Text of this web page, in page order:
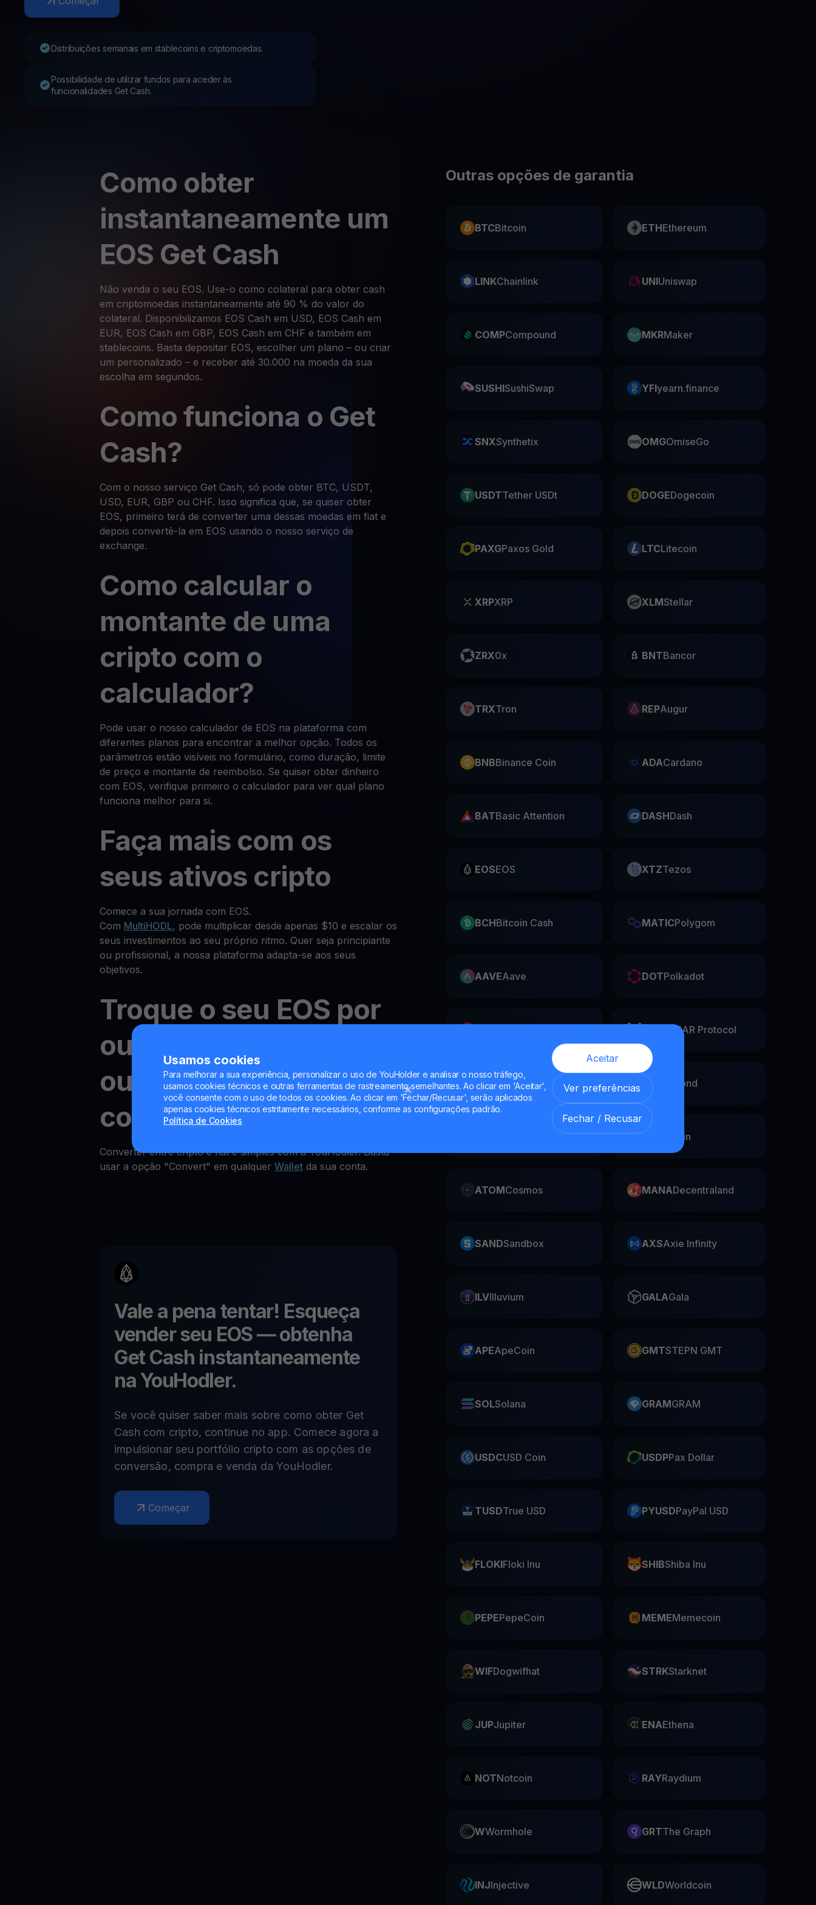
Usamos cookies
Para melhorar a sua experiência, personalizar o uso de YouHolder e analisar o nosso tráfego,
usamos cookies técnicos e outras ferramentas de rastreamento semelhantes. Ao clicar em 'Aceitar',
você consente com o uso de todos os cookies. Ao clicar em 'Fechar/Recusar', serão aplicados
apenas cookies técnicos estritamente necessários, conforme as configurações padrão.
Política de Cookies
Aceitar
Ver preferências
Fechar / Recusar
Web3 wallet
Distribuições semanais em stablecoins e criptomoedas.
Possibilidade de utilizar fundos para aceder às
funcionalidades Get Cash.
Como obter
instantaneamente um
EOS Get Cash
Não venda o seu EOS. Use-o como colateral para obter cash
em criptomoedas instantaneamente até 90 % do valor do
colateral. Disponibilizamos EOS Cash em USD, EOS Cash em
EUR, EOS Cash em GBP, EOS Cash em CHF e também em
stablecoins. Basta depositar EOS, escolher um plano – ou criar
um personalizado – e receber até 30.000 na moeda da sua
escolha em segundos.
Como funciona o Get
Cash?
Com o nosso serviço Get Cash, só pode obter BTC, USDT,
USD, EUR, GBP ou CHF. Isso significa que, se quiser obter
EOS, primeiro terá de converter uma dessas moedas em fiat e
depois convertê-la em EOS usando o nosso serviço de
exchange.
Como calcular o
montante de uma
cripto com o
calculador?
Pode usar o nosso calculador de EOS na plataforma com
diferentes planos para encontrar a melhor opção. Todos os
parâmetros estão visíveis no formulário, como duração, limite
de preço e montante de reembolso. Se quiser obter dinheiro
com EOS, verifique primeiro o calculador para ver qual plano
funciona melhor para si.
Faça mais com os
seus ativos cripto
Comece a sua jornada com EOS.
Com MultiHODL, pode multiplicar desde apenas $10 e escalar os
seus investimentos ao seu próprio ritmo. Quer seja principiante
ou profissional, a nossa plataforma adapta-se aos seus
objetivos.
Troque o seu EOS por
outras criptomoedas
ou fiat com baixas
comissões.
Converter entre cripto e fiat é simples com a YouHodler. Basta
usar a opção "Convert" em qualquer Wallet da sua conta.
Vale a pena tentar! Esqueça
vender seu EOS— obtenha
Get Cash instantaneamente
na YouHodler.
Se você quiser saber mais sobre como obter Get
Cash com cripto, continue no app. Comece agora a
impulsionar seu portfólio cripto com as opções de
conversão, compra e venda da YouHodler.
Começar
Outras opções de garantia
BTCBitcoin ETHEthereum
LINKChainlink UNIUniswap
COMPCompound MKRMaker
SUSHISushiSwap YFIyearn.finance
SNXSynthetix OMGOmiseGo
USDTTether USDt DOGEDogecoin
PAXGPaxos Gold LTCLitecoin
XRPXRP XLMStellar
ZRX0x BNTBancor
TRXTron REPAugur
BNBBinance Coin ADACardano
BATBasic Attention DASHDash
EOSEOS XTZTezos
BCHBitcoin Cash MATICPolygom
AAVEAave DOTPolkadot
NEAR Protocol
ZILZilliqa EGLD Elrond
PancakeSwap FIL Filecoin
ATOMCosmos MANADecentraland
SANDSandbox AXSAxie Infinity
ILVIlluvium GALAGala
APEApeCoin GMTSTEPN GMT
SOLSolana GRAMGRAM
USDCUSD Coin USDPPax Dollar
TUSDTrue USD PYUSDPayPal USD
FLOKIFloki Inu SHIBShiba Inu
PEPEPepeCoin MEMEMemecoin
WIFDogwifhat STRKStarknet
JUPJupiter ENAEthena
NOTNotcoin RAYRaydium
WWormhole GRTThe Graph
INJInjective WLDWorldcoin